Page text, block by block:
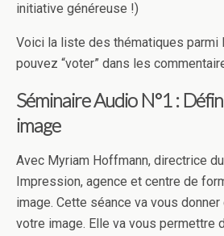
initiative généreuse !)
Voici la liste des thématiques parmi
pouvez “voter” dans les
Séminaire Audio N°1 :
image
Avec Myriam Hoffmann, directrice
Impression, agence et centre de
image. Cette séance va vous
votre image. Elle va vous permettre